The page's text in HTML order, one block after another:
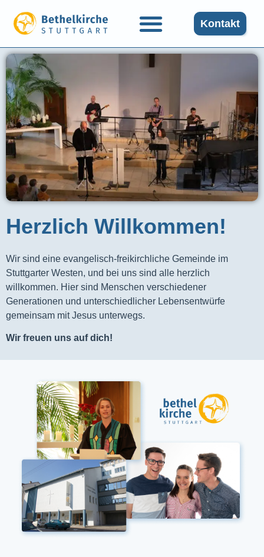
Kontakt
Herzlich Willkommen!
Wir sind eine evangelisch-freikirchliche Gemeinde im
Stuttgarter Westen, und bei uns sind alle herzlich
willkommen. Hier sind Menschen verschiedener
Generationen und unterschiedlicher Lebensentwürfe
gemeinsam mit Jesus unterwegs.
Wir freuen uns auf dich!